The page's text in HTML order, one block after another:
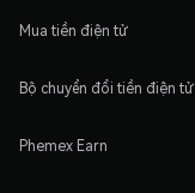
Mua tiền điện tử
Bộ chuyển đổi tiền điện tử
Phemex Earn